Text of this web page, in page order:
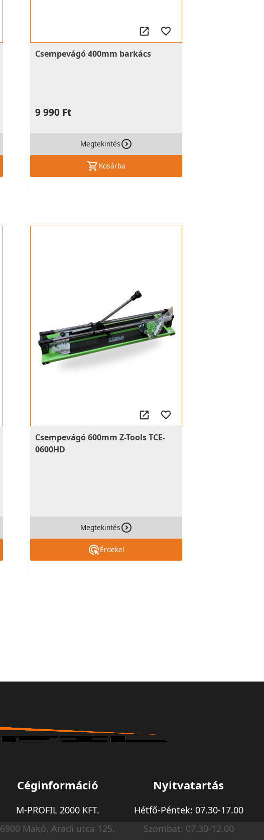
Csempevágó 400mm barkács
9 990 Ft
Megtekintés
Kosárba
Csempevágó 600mm Z-Tools TCE-
0600HD
Megtekintés
Érdekel
Céginformáció
M-PROFIL 2000 KFT.
6900 Makó, Aradi utca 125.
Nyitvatartás
Hétfő-Péntek: 07.30-17.00
Szombat: 07.30-12.00